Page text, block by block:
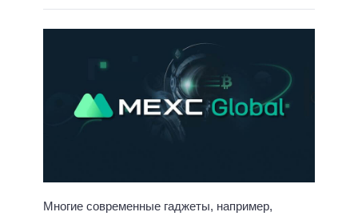
Многие современные гаджеты, например,